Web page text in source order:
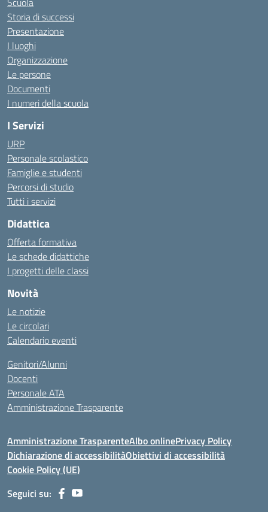
Storia di successi
Presentazione
I luoghi
Organizzazione
Le persone
Documenti
I numeri della scuola
I Servizi
URP
Personale scolastico
Famiglie e studenti
Percorsi di studio
Tutti i servizi
Didattica
Offerta formativa
Le schede didattiche
I progetti delle classi
Novità
Le notizie
Le circolari
Calendario eventi
Genitori/Alunni
Docenti
Personale ATA
Amministrazione Trasparente
Amministrazione TrasparenteAlbo onlinePrivacy Policy
Dichiarazione di accessibilitàObiettivi di accessibilità
Cookie Policy (UE)
Seguici su: